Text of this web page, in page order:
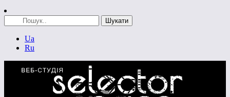
Ua
Ru